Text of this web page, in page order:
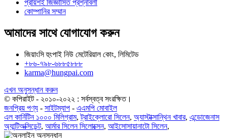
প্রায়শই জিজ্ঞাসিত প্রশ্নাবলী
কোম্পানির সম্মান
আমাদের সাথে যোগাযোগ করুন
জিয়াংসি হুংপাই নিউ মেটেরিয়াল কোং, লিমিটেড
+৮৬-৭৯৮-৬৮৮৫৮৮৮
karma@hungpai.com
এখন অনুসন্ধান করুন
© কপিরাইট - ২০১০-২০২২ : সর্বস্বত্ব সংরক্ষিত।
জনপ্রিয় পণ্য - সাইটম্যাপ - এএমপি মোবাইল
এল কার্নিটিন ১০০০ মিলিগ্রাম,ট্রাইক্লোরো সিলেন, অ্যাস্টাক্সান্থিন খাবার, এন্ডোজেনাস
অ্যান্টিঅক্সিডেন্ট, আর্মার সিলেন সিলোক্সেন, আইসোসায়ানাটো সিলেন,